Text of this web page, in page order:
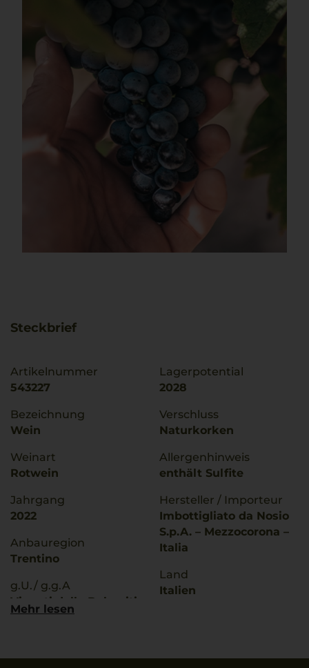
Steckbrief
Artikelnummer
543227
Bezeichnung
Wein
Weinart
Rotwein
Jahrgang
2022
Anbauregion
Trentino
g.U./ g.g.A
Vigneti delle Dolomiti
Tipica
Lagerpotential
2028
Verschluss
Naturkorken
Allergenhinweis
enthält Sulfite
Hersteller / Importeur
Imbottigliato da Nosio
S.p.A. – Mezzocorona –
Italia
Land
Italien
Geschmack
Mehr lesen